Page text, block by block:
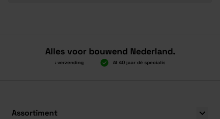
Alles voor bouwend Nederland.
Boven 2.000 gratis verzending Al 40 jaar dé specialist
Assortiment